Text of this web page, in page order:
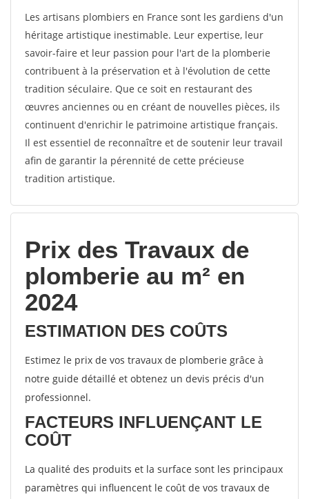
Les artisans plombiers en France sont les gardiens d'un
héritage artistique inestimable. Leur expertise, leur
savoir-faire et leur passion pour l'art de la plomberie
contribuent à la préservation et à l'évolution de cette
tradition séculaire. Que ce soit en restaurant des
œuvres anciennes ou en créant de nouvelles pièces, ils
continuent d'enrichir le patrimoine artistique français.
Il est essentiel de reconnaître et de soutenir leur travail
afin de garantir la pérennité de cette précieuse
tradition artistique.
Prix des Travaux de
plomberie au m² en
2024
ESTIMATION DES COÛTS
Estimez le prix de vos travaux de plomberie grâce à
notre guide détaillé et obtenez un devis précis d'un
professionnel.
FACTEURS INFLUENÇANT LE
COÛT
La qualité des produits et la surface sont les principaux
paramètres qui influencent le coût de vos travaux de